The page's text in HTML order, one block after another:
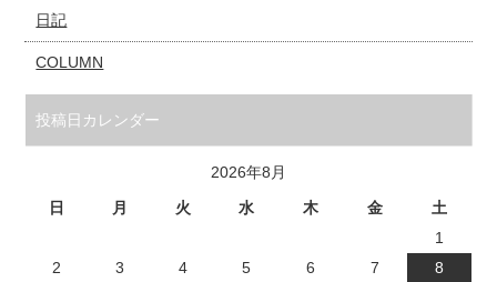
日記
COLUMN
投稿日カレンダー
2026年8月
日
月 火 水 木 金
土
1
2
3 4 5 6 7 8